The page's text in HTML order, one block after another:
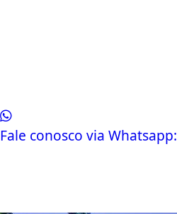
Fale conosco via Whatsapp: